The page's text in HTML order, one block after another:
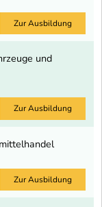
Zur Ausbildung
und
Zur Ausbildung
Zur Ausbildung